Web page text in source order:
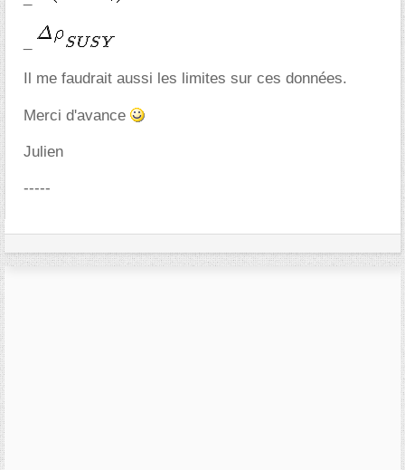
Il me faudrait aussi les limites sur ces données.
Merci d'avance
Julien
-----